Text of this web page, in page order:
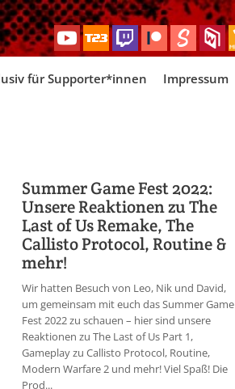
für Supporter*innen Impressum
Summer Game Fest 2022:
Unsere Reaktionen zu The
Last of Us Remake, The
Callisto Protocol, Routine &
mehr!
Wir hatten Besuch von Leo, Nik und David,
um gemeinsam mit euch das Summer Game
Fest 2022 zu schauen – hier sind unsere
Reaktionen zu The Last of Us Part 1,
Gameplay zu Callisto Protocol, Routine,
Modern Warfare 2 und mehr! Viel Spaß! Die
Prod...